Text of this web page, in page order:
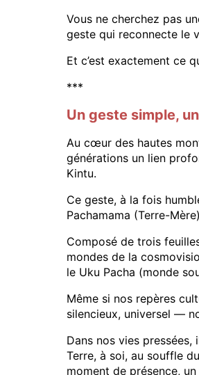
Vous ne cherchez pas
geste qui reconnecte le
Et c’est exactement ce
***
Un geste simple,
Au cœur des hautes
générations un lien
Kintu.
Ce geste, à la fois
Pachamama (Terre-
Composé de trois
mondes de la
le Uku Pacha (monde
Même si nos repères
silencieux, universel —
Dans nos vies
Terre, à soi, au souffle
moment de présence,